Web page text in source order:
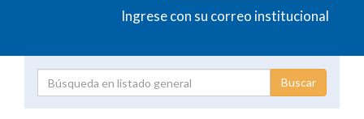
Ingrese con su correo institucional